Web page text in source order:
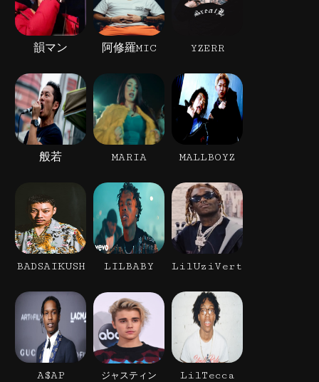
韻マン 阿修羅MIC YZERR
般若 MARIA MALLBOYZ
BADSAIKUSH LILBABY LilUziVert
A$AP ジャスティン LilTecca